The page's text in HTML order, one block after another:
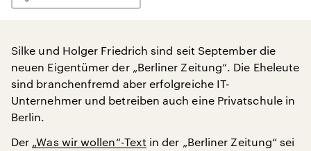
Silke und Holger Friedrich sind seit September die
neuen Eigentümer der „Berliner Zeitung“. Die Eheleute
sind branchenfremd aber erfolgreiche IT-
Unternehmer und betreiben auch eine Privatschule in
Berlin.
Der „Was wir wollen“-Text in der „Berliner Zeitung“ sei